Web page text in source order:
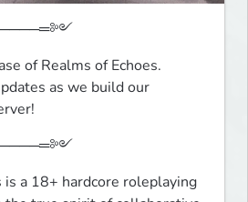
of Realms of Echoes.
as we build our
is a 18+ hardcore roleplaying